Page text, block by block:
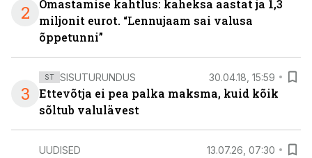
2
Omastamise kahtlus: kaheksa aastat ja 1,3
miljonit eurot. “Lennujaam sai valusa
õppetunni”
3
ST SISUTURUNDUS 30.04.18, 15:59
Ettevõtja ei pea palka maksma, kuid kõik
sõltub valulävest
UUDISED 13.07.26, 07:30